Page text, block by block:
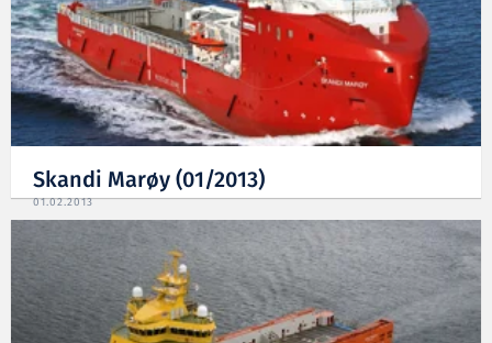
Skandi Marøy (01/2013)
01.02.2013